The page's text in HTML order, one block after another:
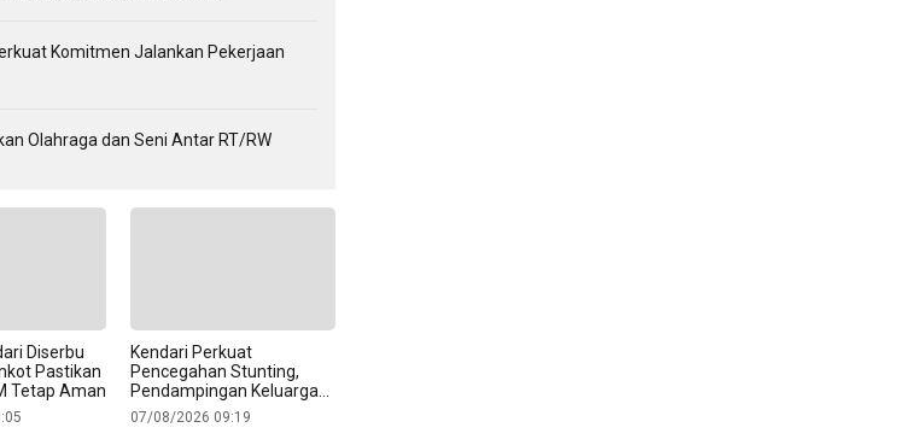
Komitmen Jalankan Pekerjaan
Olahraga dan Seni Antar RT/RW
Diserbu
Pastikan
Tetap Aman
Kendari Perkuat
Pencegahan Stunting,
Pendampingan Keluarga
dan MBG Jangkau Ribuan
Penerima
07/08/2026 09:19